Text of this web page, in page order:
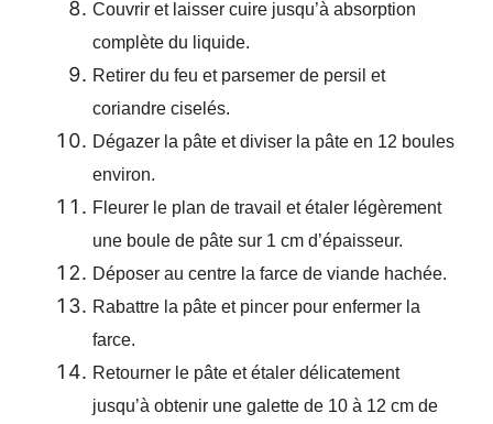
Couvrir et laisser cuire jusqu’à absorption
complète du liquide.
Retirer du feu et parsemer de persil et
coriandre ciselés.
Dégazer la pâte et diviser la pâte en 12 boules
environ.
Fleurer le plan de travail et étaler légèrement
une boule de pâte sur 1 cm d’épaisseur.
Déposer au centre la farce de viande hachée.
Rabattre la pâte et pincer pour enfermer la
farce.
Retourner le pâte et étaler délicatement
jusqu’à obtenir une galette de 10 à 12 cm de